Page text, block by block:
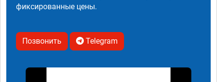
фиксированные цены.
Позвонить Telegram